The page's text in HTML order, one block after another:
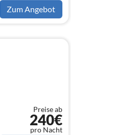
Zum Angebot
Preise ab
240€
pro Nacht